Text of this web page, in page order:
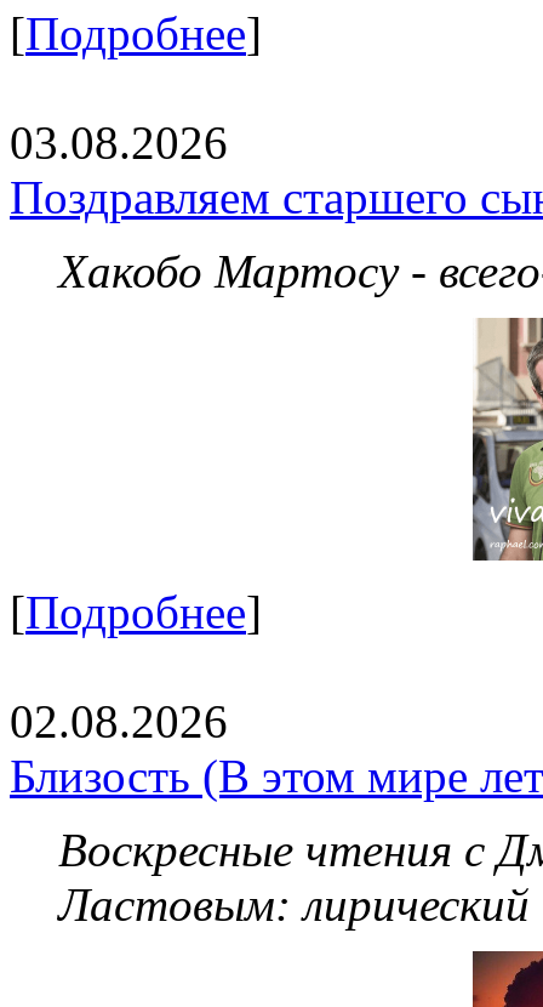
[Подробнее]
03.08.2026
Поздравляем старшего
Хакобо Мартосу -
[Подробнее]
02.08.2026
Близость (В этом мире
Воскресные чтения с
Ластовым: